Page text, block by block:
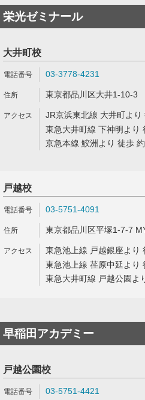
栄光ゼミナール
大井町校
03-3778-4231
東京都品川区大井1-10-3
JR京浜東北線 大井町より
東急大井町線 下神明より
京急本線 鮫洲より 徒歩
戸越校
03-5751-4091
東京都品川区平塚1-7-7
東急池上線 戸越銀座より
東急池上線 荏原中延より
東急大井町線 戸越公園よ
早稲田アカデミー
戸越公園校
03-5751-4421